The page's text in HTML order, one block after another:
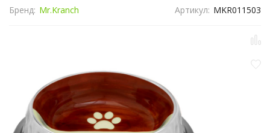
Бренд: Mr.Kranch Артикул: MKR011503